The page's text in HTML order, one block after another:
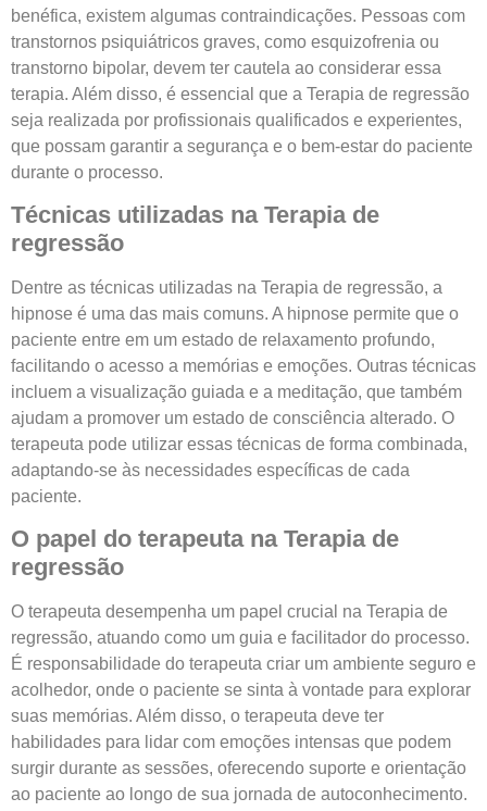
benéfica, existem algumas contraindicações. Pessoas com
transtornos psiquiátricos graves, como esquizofrenia ou
transtorno bipolar, devem ter cautela ao considerar essa
terapia. Além disso, é essencial que a Terapia de regressão
seja realizada por profissionais qualificados e experientes,
que possam garantir a segurança e o bem-estar do paciente
durante o processo.
Técnicas utilizadas na Terapia de
regressão
Dentre as técnicas utilizadas na Terapia de regressão, a
hipnose é uma das mais comuns. A hipnose permite que o
paciente entre em um estado de relaxamento profundo,
facilitando o acesso a memórias e emoções. Outras técnicas
incluem a visualização guiada e a meditação, que também
ajudam a promover um estado de consciência alterado. O
terapeuta pode utilizar essas técnicas de forma combinada,
adaptando-se às necessidades específicas de cada
paciente.
O papel do terapeuta na Terapia de
regressão
O terapeuta desempenha um papel crucial na Terapia de
regressão, atuando como um guia e facilitador do processo.
É responsabilidade do terapeuta criar um ambiente seguro e
acolhedor, onde o paciente se sinta à vontade para explorar
suas memórias. Além disso, o terapeuta deve ter
habilidades para lidar com emoções intensas que podem
surgir durante as sessões, oferecendo suporte e orientação
ao paciente ao longo de sua jornada de autoconhecimento.